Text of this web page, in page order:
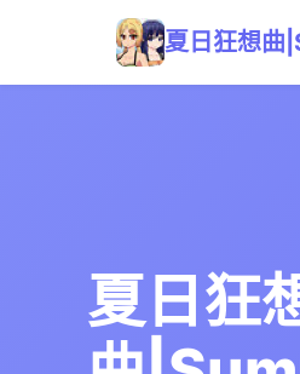
夏日狂想
夏日狂